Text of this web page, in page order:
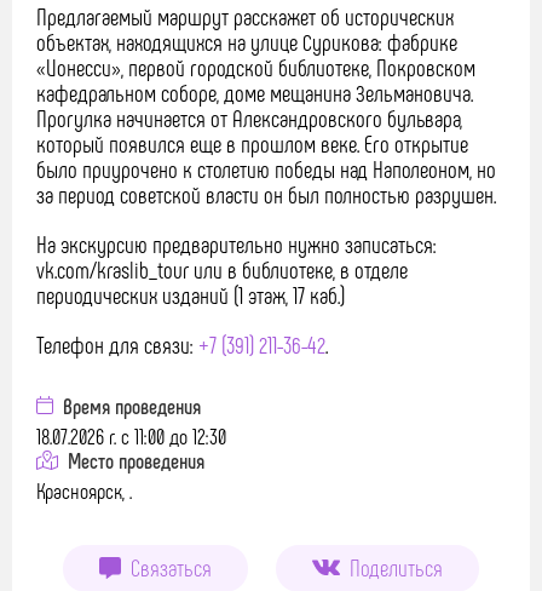
Предлагаемый маршрут расскажет об исторических
объектах, находящихся на улице Сурикова: фабрике
«Ионесси», первой городской библиотеке, Покровском
кафедральном соборе, доме мещанина Зельмановича.
Прогулка начинается от Александровского бульвара,
который появился еще в прошлом веке. Его открытие
было приурочено к столетию победы над Наполеоном, но
за период советской власти он был полностью разрушен.
На экскурсию предварительно нужно записаться:
vk.com/kraslib_tour или в библиотеке, в отделе
периодических изданий (1 этаж, 17 каб.)
Телефон для связи: +7 (391) 211-36-42
Время проведения
18.07.2026 г. с 11:00 до 12:30
Место проведения
Красноярск, .
Связаться Поделиться